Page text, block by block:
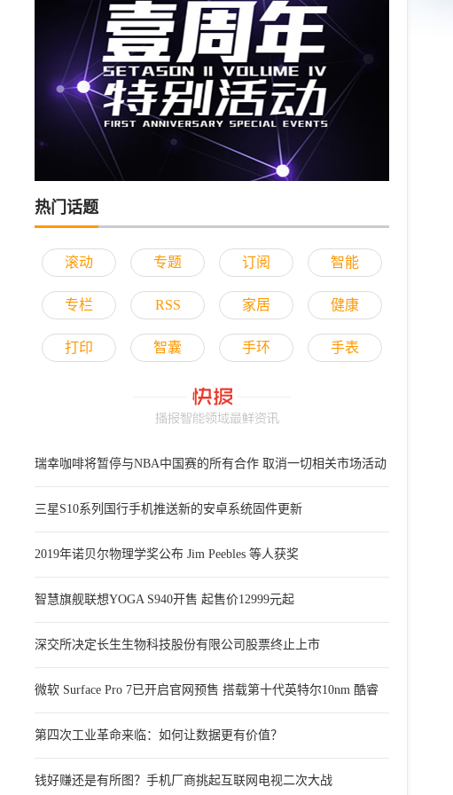
热门话题
滚动 专题 订阅 智能
专栏 RSS 家居 健康
打印 智囊 手环 手表
瑞幸咖啡将暂停与NBA中国赛的所有合作 取消一切相关市场活动
三星S10系列国行手机推送新的安卓系统固件更新
2019年诺贝尔物理学奖公布 Jim Peebles 等人获奖
智慧旗舰联想YOGA S940开售 起售价12999元起
深交所决定长生生物科技股份有限公司股票终止上市
微软 Surface Pro 7已开启官网预售 搭载第十代英特尔10nm 酷睿
处
第四次工业革命来临：如何让数据更有价值？
钱好赚还是有所图？手机厂商挑起互联网电视二次大战